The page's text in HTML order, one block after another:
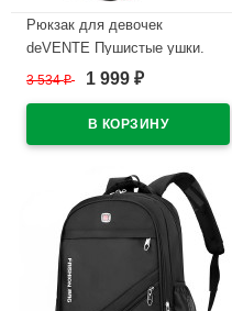
Рюкзак для девочек
deVENTE Пушистые ушки.
Кошка (Fluffy Ears. Cat)
3 534₽ 1 999 ₽